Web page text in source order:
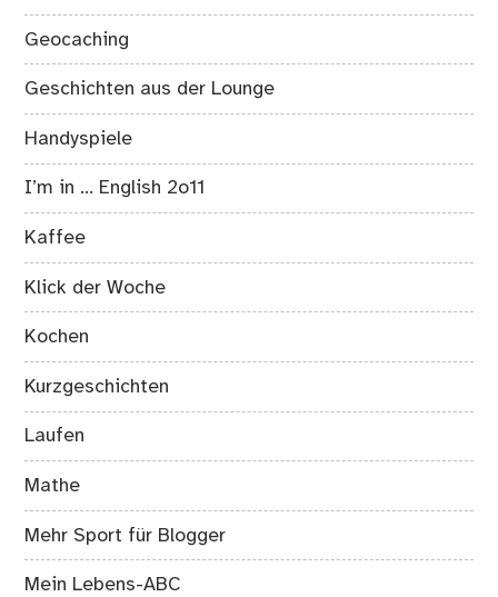
Geocaching
Geschichten aus der Lounge
Handyspiele
I’m in … English 2o11
Kaffee
Klick der Woche
Kochen
Kurzgeschichten
Laufen
Mathe
Mehr Sport für Blogger
Mein Lebens-ABC